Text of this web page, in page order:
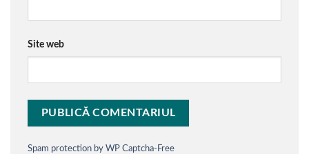
Site web
Spam protection by WP Captcha-Free